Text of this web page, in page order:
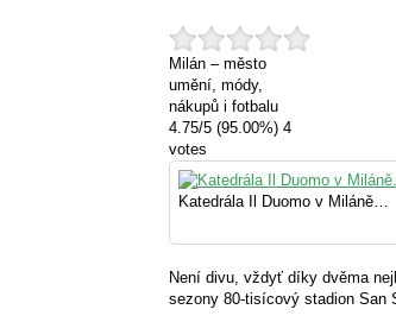
Milán – město
umění, módy,
nákupů i fotbalu
4.75/5 (95.00%) 4
votes
Katedrála Il Duomo v Miláně…
Není divu, vždyť díky dvěma
sezony 80-tisícový stadion San